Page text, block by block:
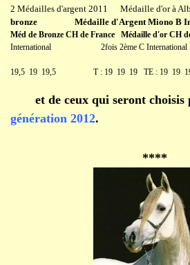
2 Médailles d'argent 2011 Médaille
bronze
Médaille d'Argent Miono B
Méd de Bronze CH de France Médaille d'or CH
International 2fois 2ème C International
T : 19,5 19,5
19,5 19 19,5 T : 19 19 19 TE : 19 19
et de ceux qui seront
génération 2012.
****